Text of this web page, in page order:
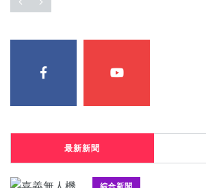
最新新聞
綜合新聞